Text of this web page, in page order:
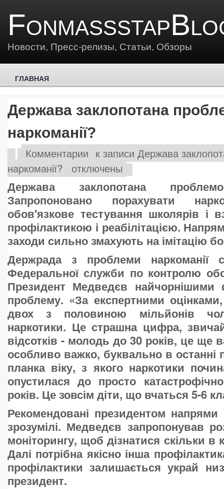
Новости, Пресс-релизы, Статьи, Обзоры
ГЛАВНАЯ
Держава заклопотана
наркоманії?
Комментарии к записи Держава
наркоманії?
отключены
Держава заклопотана
Запропоновано порахувати
обов'язкове тестування школярів і
профілактикою і реабілітацією.
заходи сильно змахують на імітацію
Держрада з проблеми наркоманії
Федеральної служби по контролю
Президент Медведєв
проблему. «За експертними
двох з половиною мільйонів
наркотики. Це страшна цифра,
відсотків - молодь до 30 років, це ще
особливо важко, буквально в останні
планка віку, з якого наркотики
опустилася до просто
років. Це зовсім діти, що вчаться 5-6
Рекомендовані президентом
зрозумілі. Медведєв запропонував
моніторингу, щоб дізнатися скільки в
Далі потрібна якісно інша
профілактики залишається украй
президент.